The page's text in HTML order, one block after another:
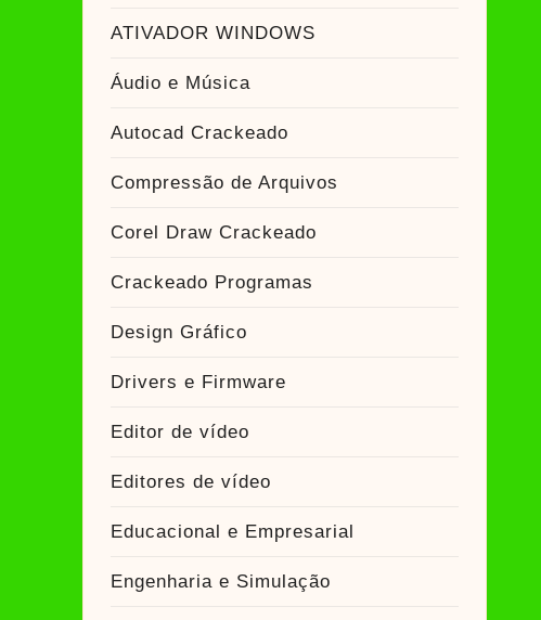
ATIVADOR WINDOWS
Áudio e Música
Autocad Crackeado
Compressão de Arquivos
Corel Draw Crackeado
Crackeado Programas
Design Gráfico
Drivers e Firmware
Editor de vídeo
Editores de vídeo
Educacional e Empresarial
Engenharia e Simulação